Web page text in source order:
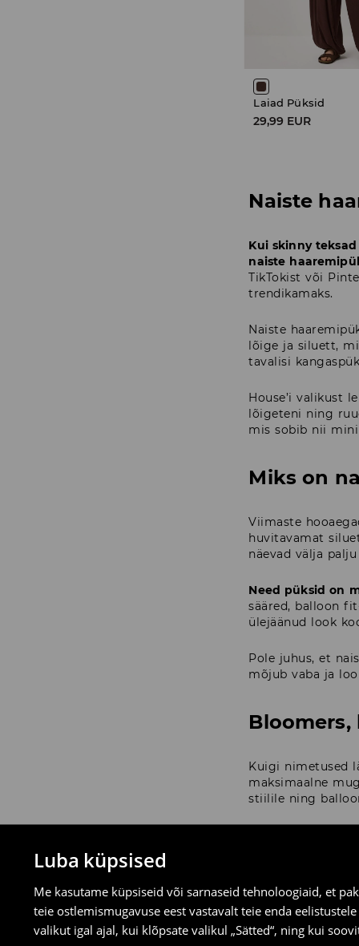
Luba küpsised
Me kasutame küpsiseid või sarnaseid tehnoloogiaid, et
teie ostlemismugavuse eest vastavalt teie enda
valikut igal ajal, kui klõpsate valikul „Sätted“, ning kui
Laiad Püksid
29,99 EUR
Naiste
Kui skinny
naiste
TikTokist või
trendikamaks.
Naiste
lõige ja siluett,
tavalisi
House’i valikust
lõigeteni ning
mis sobib nii
Miks on
Viimaste
huvitavamat
näevad välja
Need püksid on
sääred, balloon
ülejäänud look
Pole juhus, et
mõjub vaba ja
Kuigi nimetused
maksimaalne
stiilile ning
Kuidas